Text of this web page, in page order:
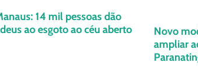
14 mil pessoas dão
ao esgoto ao céu aberto
Novo
ampliar